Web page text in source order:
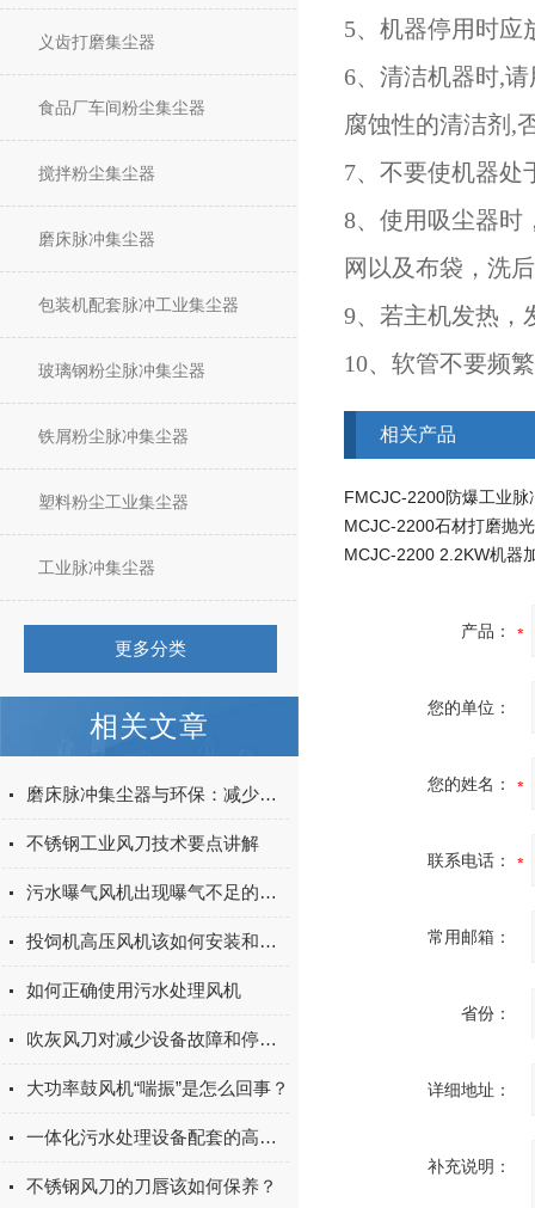
义齿打磨集尘器
食品厂车间粉尘集尘器
搅拌粉尘集尘器
磨床脉冲集尘器
包装机配套脉冲工业集尘器
玻璃钢粉尘脉冲集尘器
铁屑粉尘脉冲集尘器
塑料粉尘工业集尘器
工业脉冲集尘器
更多分类
相关文章
磨床脉冲集尘器与环保：减少工业废气的重要工具
不锈钢工业风刀技术要点讲解
污水曝气风机出现曝气不足的原因你知道有哪些么
投饲机高压风机该如何安装和调试
如何正确使用污水处理风机
吹灰风刀对减少设备故障和停机时间的作用
大功率鼓风机“喘振”是怎么回事？
一体化污水处理设备配套的高压风机
不锈钢风刀的刀唇该如何保养？
5、机器停用时应
6、清洁机器时,
腐蚀性的清洁剂,
7、不要使机器处
8、使用吸尘器时
网以及布袋，洗
9、若主机发热，
10、软管不要频
相关产品
产品：
您的单位：
您的姓名：
联系电话：
常用邮箱：
省份：
详细地址：
补充说明：